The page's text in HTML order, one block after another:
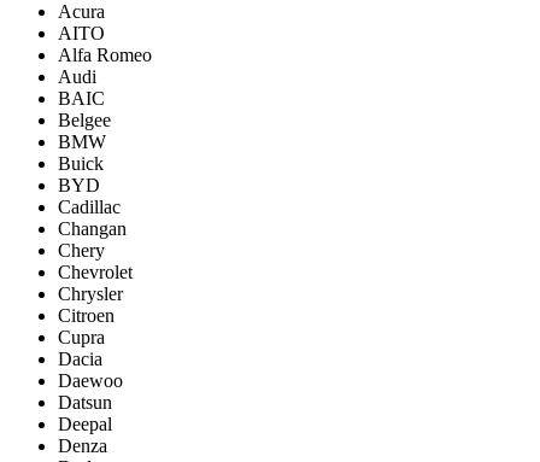
Acura
AITO
Alfa Romeo
Audi
BAIC
Belgee
BMW
Buick
BYD
Cadillac
Changan
Chery
Chevrolet
Chrysler
Citroen
Cupra
Dacia
Daewoo
Datsun
Deepal
Denza